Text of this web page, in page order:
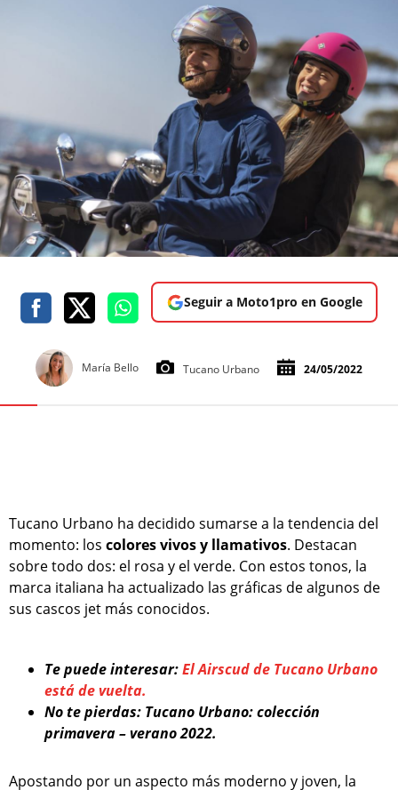
Seguir a Moto1pro en Google
María Bello Tucano Urbano 24/05/2022
Tucano Urbano ha decidido sumarse a la tendencia del
momento: los colores vivos y llamativos. Destacan
sobre todo dos: el rosa y el verde. Con estos tonos, la
marca italiana ha actualizado las gráficas de algunos de
sus cascos jet más conocidos.
Te puede interesar:El Airscud de Tucano Urbano
está de vuelta.
No te pierdas: Tucano Urbano: colección
primavera – verano 2022.
Apostando por un aspecto más moderno y joven, la